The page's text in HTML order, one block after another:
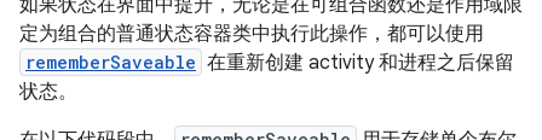
如果状态在界面中提升，无论是在可组合函数还是作用域限
定为组合的普通状态容器类中执行此操作，都可以使用
rememberSaveable 在重新创建 activity 和进程之后保留
状态。